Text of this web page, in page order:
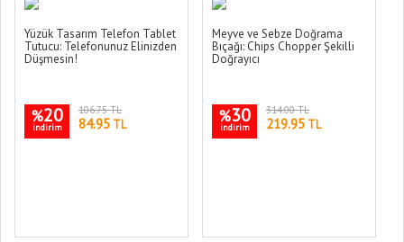
Yüzük Tasarım Telefon Tablet
Tutucu: Telefonunuz Elinizden
Düşmesin!
%20
indirim
106.75 TL
84.95 TL
Meyve ve Sebze Doğrama
Bıçağı: Chips Chopper Şekilli
Doğrayıcı
%30
indirim
314.00 TL
219.95 TL